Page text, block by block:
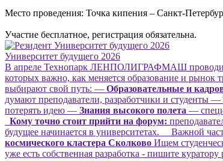
Место проведения: Точка кипения – Санкт-
Участие бесплатное, регистрация обязательна.
Университет будущего 2026
В апреле Технопарк ЛЕНПОЛИГРАФМАШ
которых важно, как меняется образование и рынок
выбирают свой путь: — Образовательные и
думают преподаватели, разработчики и студенты —
потерять идею — Знания высокого полета —
Кому точно стоит прийти на форум:
будущее начинается в университетах. Важной
космического кластера Сколково Ищем
уже есть собственная разработка - пишите